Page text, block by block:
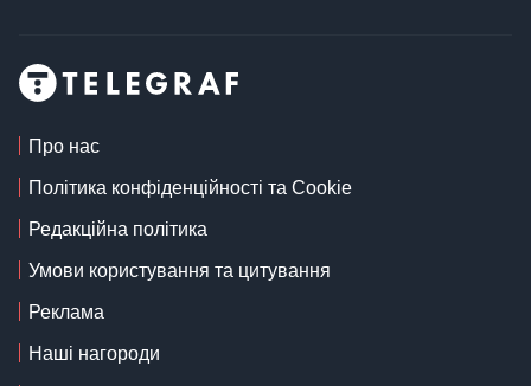
Про нас
Політика конфіденційності та Cookie
Редакційна політика
Умови користування та цитування
Реклама
Наші нагороди